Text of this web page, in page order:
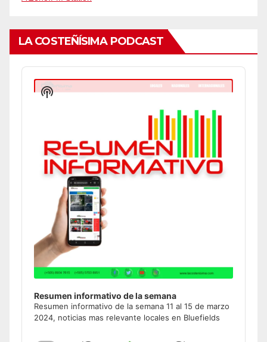
LA COSTEÑÍSIMA PODCAST
Audio
Player
Resumen informativo de la semana
Resumen informativo de la semana 11 al 15 de marzo
2024, noticias mas relevante locales en Bluefields
Show
Podcast